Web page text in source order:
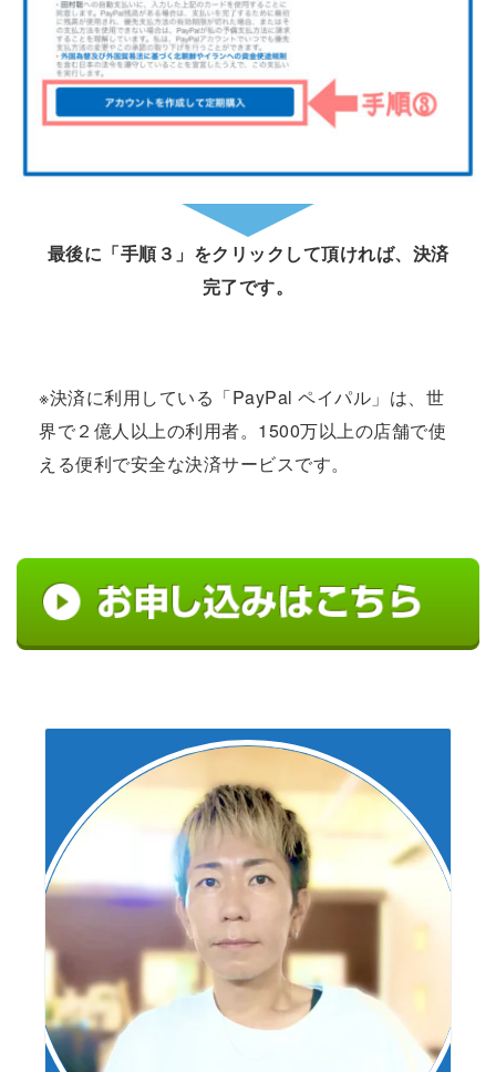
最後に「手順３」をクリックして頂ければ、決済
完了です。
※決済に利用している「PayPal ペイパル」は、世
界で２億人以上の利用者。1500万以上の店舗で使
える便利で安全な決済サービスです。